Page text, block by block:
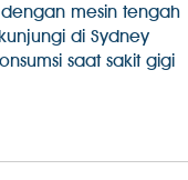
mesin tengah
di Sydney
saat sakit gigi